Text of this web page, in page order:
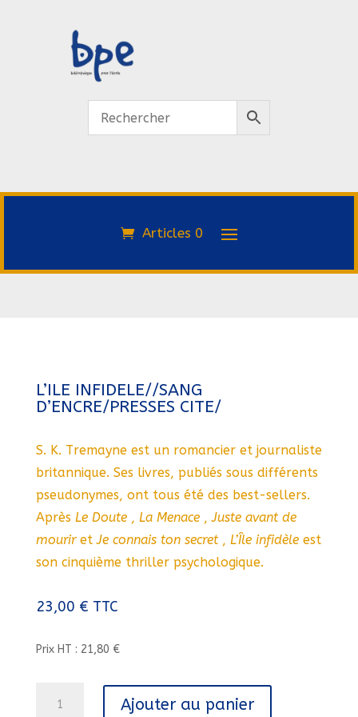
Articles 0
L’ILE INFIDELE//SANG
D’ENCRE/PRESSES CITE/
S. K. Tremayne est un romancier et journaliste
britannique. Ses livres, publiés sous différents
pseudonymes, ont tous été des best-sellers.
Après Le Doute, La Menace,Juste avant de
mouriretJe connais ton secret, L’Île infidèleest
son cinquième thriller psychologique.
23,00 € TTC
Prix HT : 21,80 €
Ajouter au panier